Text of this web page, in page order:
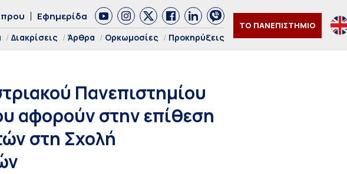
Εφημερίδα
Διακρίσεις Άρθρα Ορκωμοσίες Προκηρύξεις
ΤΟ ΠΑΝΕΠΙΣΤΗΜΙΟ
Πανεπιστημίου
αφορούν στην επίθεση
στη Σχολή